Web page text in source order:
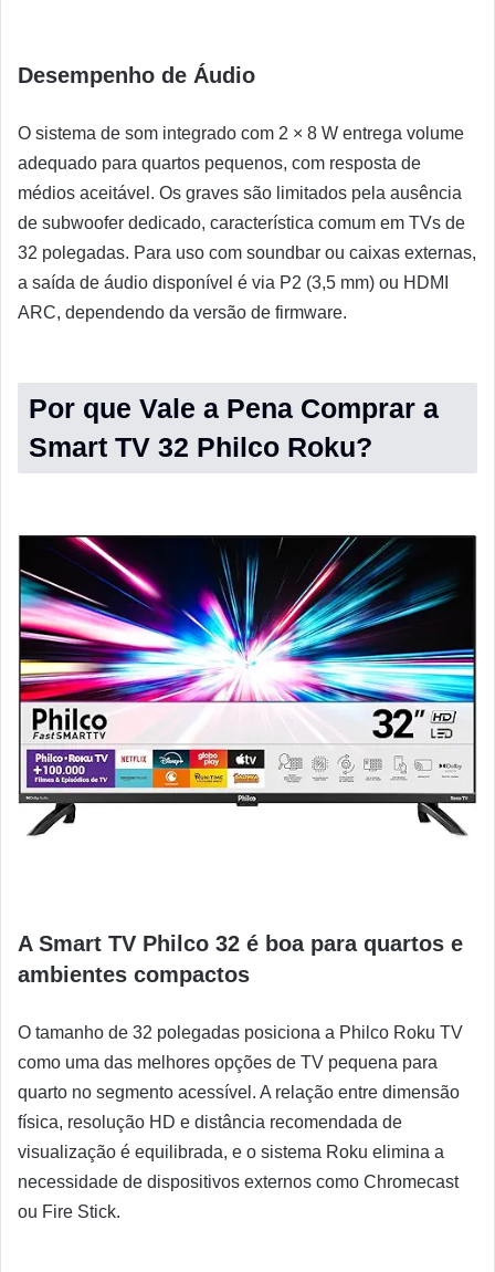
Desempenho de Áudio
O sistema de som integrado com 2 × 8 W entrega volume
adequado para quartos pequenos, com resposta de
médios aceitável. Os graves são limitados pela ausência
de subwoofer dedicado, característica comum em TVs de
32 polegadas. Para uso com soundbar ou caixas externas,
a saída de áudio disponível é via P2 (3,5 mm) ou HDMI
ARC, dependendo da versão de firmware.
Por que Vale a Pena Comprar a
Smart TV 32 Philco Roku?
A Smart TV Philco 32 é boa para quartos e
ambientes compactos
O tamanho de 32 polegadas posiciona a Philco Roku TV
como uma das melhores opções de TV pequena para
quarto no segmento acessível. A relação entre dimensão
física, resolução HD e distância recomendada de
visualização é equilibrada, e o sistema Roku elimina a
necessidade de dispositivos externos como Chromecast
ou Fire Stick.